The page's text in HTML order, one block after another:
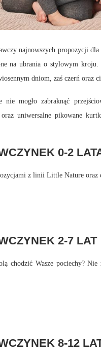
najnowszych propozycji
na ubrania o stylowym
dniom, zaś czerń oraz
mogło zabraknąć
uniwersalne pikowane
0-2
z linii Little Nature oraz
2-7 LAT
chodzić Wasze pociechy?
8-12